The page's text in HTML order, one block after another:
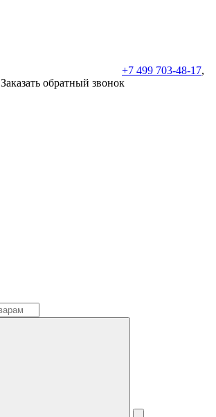
+7 499 703-48-17,
Заказать обратный звонок